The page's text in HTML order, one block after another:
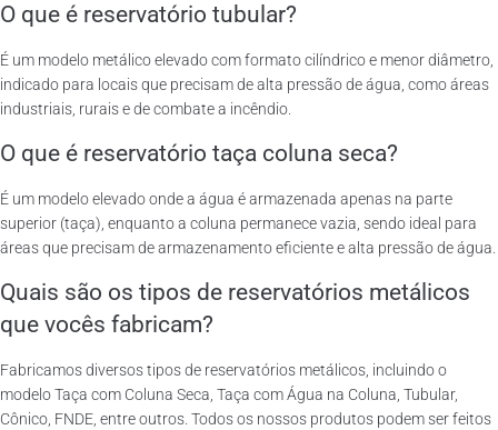
O que é reservatório tubular?
É um modelo metálico elevado com formato cilíndrico e menor diâmetro,
indicado para locais que precisam de alta pressão de água, como áreas
industriais, rurais e de combate a incêndio.
O que é reservatório taça coluna seca?
É um modelo elevado onde a água é armazenada apenas na parte
superior (taça), enquanto a coluna permanece vazia, sendo ideal para
áreas que precisam de armazenamento eficiente e alta pressão de água.
Quais são os tipos de reservatórios metálicos
que vocês fabricam?
Fabricamos diversos tipos de reservatórios metálicos, incluindo o
modelo Taça com Coluna Seca, Taça com Água na Coluna, Tubular,
Cônico, FNDE, entre outros. Todos os nossos produtos podem ser feitos